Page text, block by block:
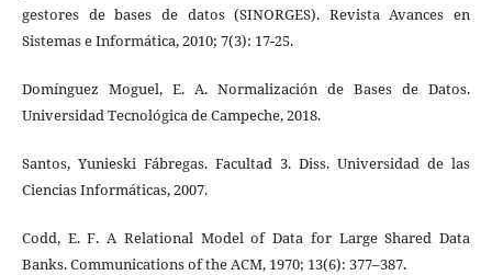
gestores de bases de datos (SINORGES). Revista Avances en
Sistemas e Informática, 2010; 7(3): 17-25.
Domínguez Moguel, E. A. Normalización de Bases de Datos.
Universidad Tecnológica de Campeche, 2018.
Santos, Yunieski Fábregas. Facultad 3. Diss. Universidad de las
Ciencias Informáticas, 2007.
Codd, E. F. A Relational Model of Data for Large Shared Data
Banks. Communications of the ACM, 1970; 13(6): 377–387.